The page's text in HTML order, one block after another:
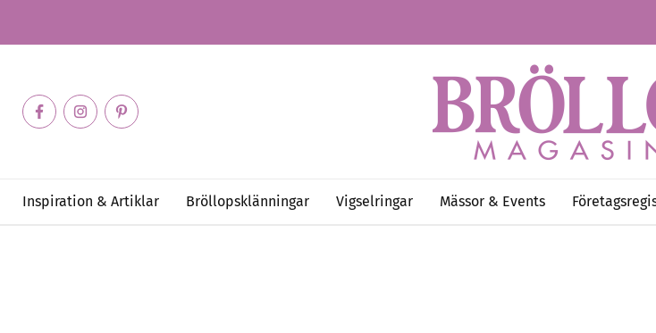
Inspiration & Artiklar Bröllopsklänningar Vigselringar Mässor & Events